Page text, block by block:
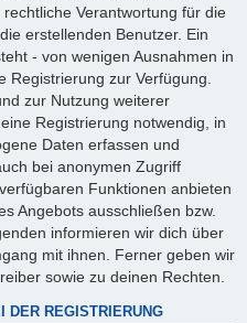
Verantwortung für die
erstellenden Benutzer. Ein
- von wenigen Ausnahmen in
zur Verfügung.
zur Nutzung weiterer
Registrierung notwendig, in
Daten erfassen und
bei anonymen Zugriff
Funktionen anbieten
Angebots ausschließen bzw.
informieren wir dich über
mit ihnen. Ferner geben wir
sowie zu deinen Rechten.
DER REGISTRIERUNG